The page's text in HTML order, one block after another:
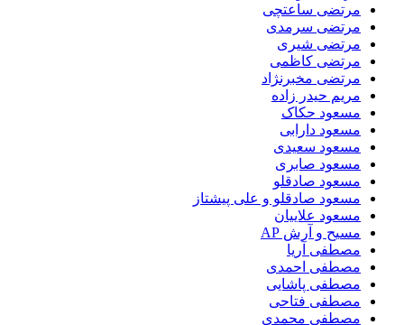
مرتضی ساعتچی
مرتضی سرمدی
مرتضی شیری
مرتضی کاظمی
مرتضی مخبرنژاد
مریم حیدر زاده
مسعود حکاک
مسعود دارابی
مسعود سعیدی
مسعود صابری
مسعود صادقلو
مسعود صادقلو و علی پیشتاز
مسعود علاییان
مسیح و آرش AP
مصطفی آریا
مصطفی احمدی
مصطفی پاشایی
مصطفی فتاحی
مصطفی محمدی